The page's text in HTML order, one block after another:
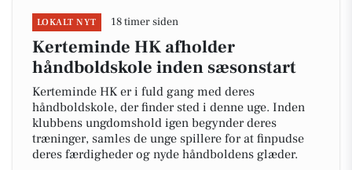
LOKALT NYT 18 timer siden
Kerteminde HK afholder
håndboldskole inden sæsonstart
Kerteminde HK er i fuld gang med deres
håndboldskole, der finder sted i denne uge. Inden
klubbens ungdomshold igen begynder deres
træninger, samles de unge spillere for at finpudse
deres færdigheder og nyde håndboldens glæder.